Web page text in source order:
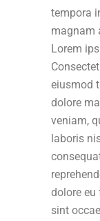
tempora
magnam
Lorem
eiusmod
dolore
veniam,
laboris
dolore eu
sint